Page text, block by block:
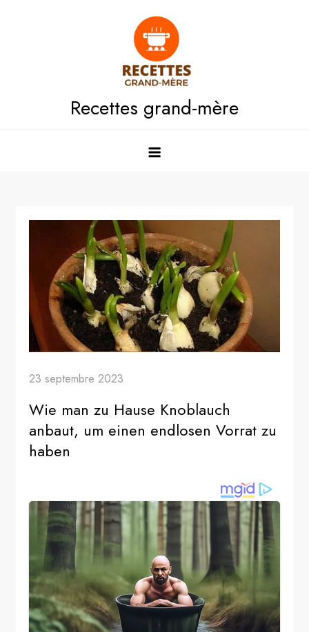
Recettes grand-mère
23 septembre 2023
Wie man zu Hause Knoblauch
anbaut, um einen endlosen Vorrat zu
haben